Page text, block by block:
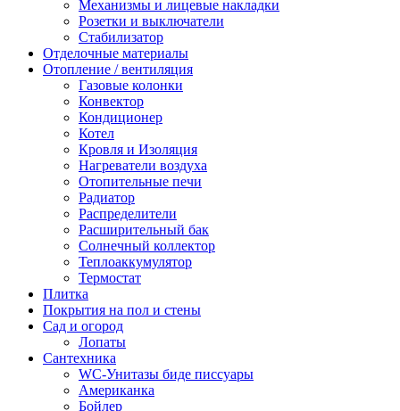
Механизмы и лицевые накладки
Розетки и выключатели
Стабилизатор
Отделочные материалы
Отопление / вентиляция
Газовые колонки
Конвектор
Кондиционер
Котел
Кровля и Изоляция
Нагреватели воздуха
Отопительные печи
Радиатор
Распределители
Расширительный бак
Солнечный коллектор
Теплоаккумулятор
Термостат
Плитка
Покрытия на пол и стены
Сад и огород
Лопаты
Сантехника
WC-Унитазы биде писсуары
Американка
Бойлер